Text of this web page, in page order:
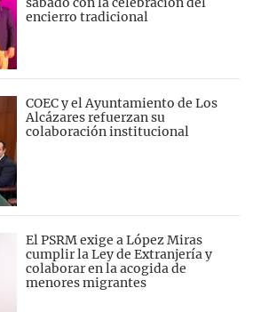
encierro tradicional
COEC y el Ayuntamiento de Los
Alcázares refuerzan su
colaboración institucional
El PSRM exige a López Miras
cumplir la Ley de Extranjería y
colaborar en la acogida de
menores migrantes